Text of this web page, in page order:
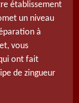
établissement
un niveau
à
vous
ont fait
de zingueur